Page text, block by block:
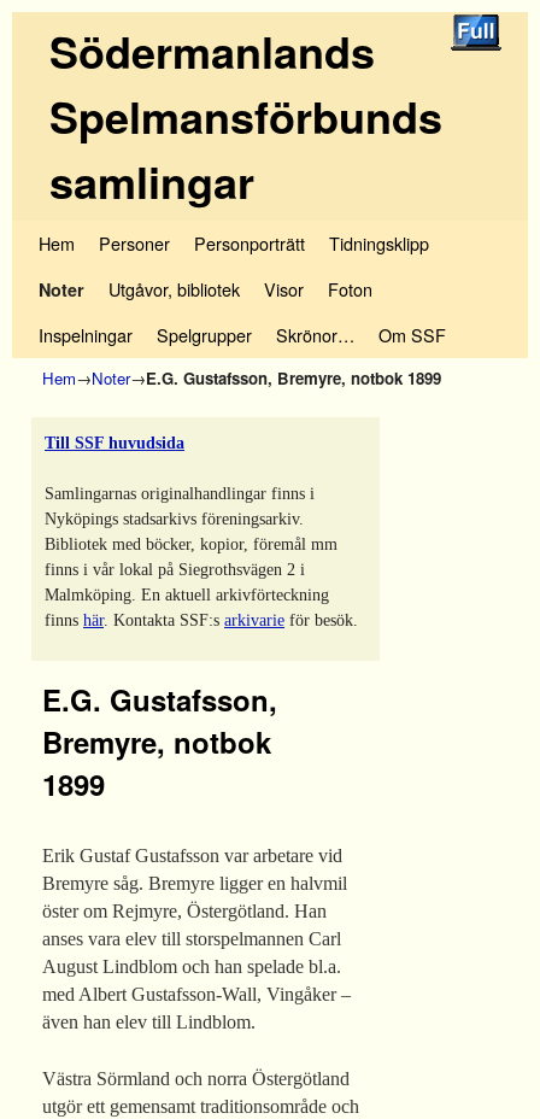
Södermanlands
Spelmansförbunds
samlingar
Hem Personer Personporträtt Tidningsklipp
Noter Utgåvor, bibliotek Visor
Foton
Inspelningar
Spelgrupper Skrönor… Om SSF
Hem→Noter→E.G. Gustafsson, Bremyre, notbok 1899
Till SSF huvudsida
Samlingarnas originalhandlingar finns i
Nyköpings stadsarkivs föreningsarkiv.
Bibliotek med böcker, kopior, föremål mm
finns i vår lokal på Siegrothsvägen 2 i
Malmköping. En aktuell arkivförteckning
finnshär. Kontakta SSF:sarkivarie för besök.
E.G. Gustafsson,
Bremyre, notbok
1899
Erik Gustaf Gustafsson var arbetare vid
Bremyre såg. Bremyre ligger en halvmil
öster om Rejmyre, Östergötland. Han
anses vara elev till storspelmannen Carl
August Lindblom och han spelade bl.a.
med Albert Gustafsson-Wall, Vingåker –
även han elev till Lindblom.
Västra Sörmland och norra Östergötland
utgör ett gemensamt traditionsområde och